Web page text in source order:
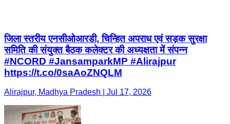
जिला स्तरीय एनसीओआरडी, चिन्हित अपराध एवं सड़क सुरक्षा
समिति की संयुक्त बैठक कलेक्टर की अध्यक्षता में संपन्न
#NCORD #JansamparkMP #Alirajpur
https://t.co/0saAoZNQLM
Alirajpur, Madhya Pradesh | Jul 17, 2026